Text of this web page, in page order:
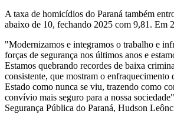
A taxa de homicídios do Paraná também
abaixo de 10, fechando 2025 com 9,81. Em
"Modernizamos e integramos o trabalho e
forças de segurança nos últimos anos e
Estamos quebrando recordes de baixa
consistente, que mostram o enfraquecimento
Estado como nunca se viu, trazendo como
convívio mais seguro para a nossa
Segurança Pública do Paraná, Hudson